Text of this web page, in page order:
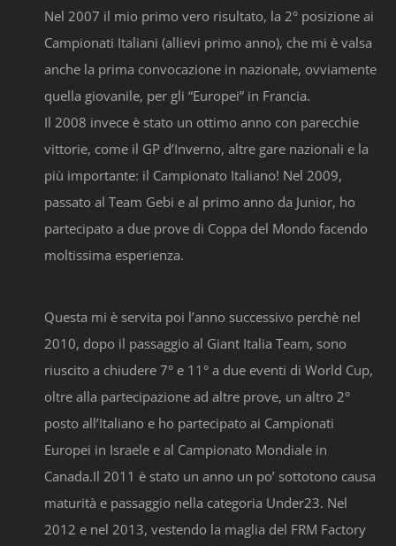
Nel 2007 il mio primo vero risultato, la 2° posizione ai
Campionati Italiani (allievi primo anno), che mi è valsa
anche la prima convocazione in nazionale, ovviamente
quella giovanile, per gli “Europei” in Francia.
Il 2008 invece è stato un ottimo anno con parecchie
vittorie, come il GP d’Inverno, altre gare nazionali e la
più importante: il Campionato Italiano! Nel 2009,
passato al Team Gebi e al primo anno da Junior, ho
partecipato a due prove di Coppa del Mondo facendo
moltissima esperienza.
Questa mi è servita poi l’anno successivo perchè nel
2010, dopo il passaggio al Giant Italia Team, sono
riuscito a chiudere 7° e 11° a due eventi di World Cup,
oltre alla partecipazione ad altre prove, un altro 2°
posto all’Italiano e ho partecipato ai Campionati
Europei in Israele e al Campionato Mondiale in
Canada.Il 2011 è stato un anno un po’ sottotono causa
maturità e passaggio nella categoria Under23. Nel
2012 e nel 2013, vestendo la maglia del FRM Factory